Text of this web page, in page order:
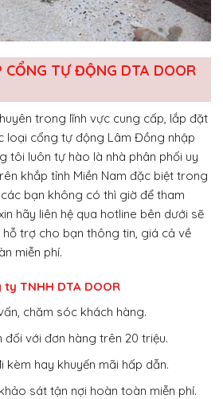
CỔNG TỰ ĐỘNG DTA DOOR
trong lĩnh vực cung cấp, lắp đặt
loại cổng tự động Lâm Đồng nhập
tôi luôn tự hào là nhà phân phối uy
khắp tỉnh Miền Nam đặc biệt trong
bạn không có thì giờ để tham
hãy liên hệ qua hotline bên dưới sẽ
trợ cho bạn thông tin, giá cả về
miễn phí.
TNHH DTA DOOR
chăm sóc khách hàng.
đối với đơn hàng trên 20 triệu.
kèm hay khuyến mãi hấp dẫn.
sát tận nợi hoàn toàn miễn phí.